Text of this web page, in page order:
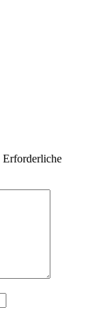
Erforderliche